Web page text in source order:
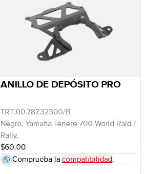
ANILLO DE DEPÓSITO PRO
TRT.00.787.32300/B
Negro. Yamaha Ténéré 700 World Raid /
Rally.
$60.00
Comprueba la compatibilidad.